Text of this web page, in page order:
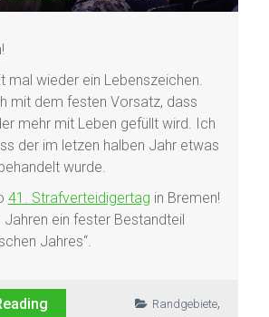
mal wieder ein Lebenszeichen.
mit dem festen Vorsatz, dass
mehr mit Leben gefüllt wird. Ich
der im letzen halben Jahr etwas
wurde.
41. Strafverteidigertag in Bremen!
Jahren ein fester Bestandteil
Jahres“.
Randgebiete,